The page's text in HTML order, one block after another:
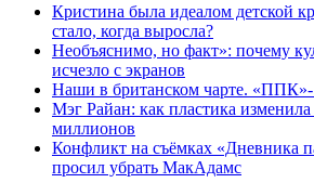
Кристина была идеалом детской
стало, когда выросла?
Необъяснимо, но факт»: почему
исчезло с экранов
Наши в британском чарте. «ППК»-
Мэг Райан: как пластика
миллионов
Конфликт на съёмках «Дневника
просил убрать МакАдамс